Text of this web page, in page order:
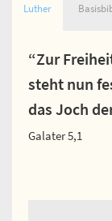
Luther
“Zur
steht nun
das Joch
Galater 5,1